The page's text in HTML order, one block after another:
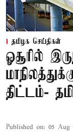
தமிழக செய்திகள்
ஓசூரில்
திட்டம்-
Published on: 05 Aug